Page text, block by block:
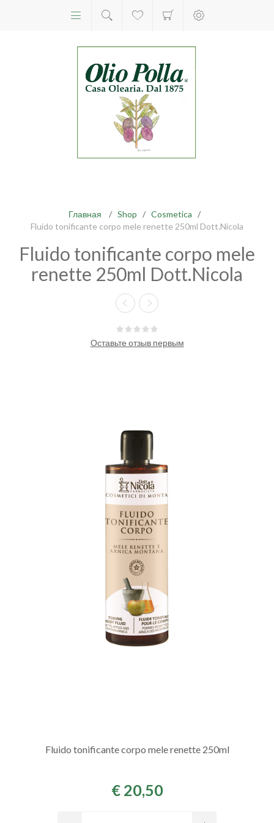
Главная / Shop / Cosmetica /
Fluido tonificante corpo mele renette 250ml Dott.Nicola
Fluido tonificante corpo mele
renette 250ml Dott.Nicola
Оставьте отзыв первым
Fluido tonificante corpo mele renette 250ml
€ 20,50